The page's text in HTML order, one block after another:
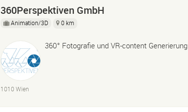
360Perspektiven GmbH
Animation/3D 0 km
360° Fotografie und VR-content Generierung
1010 Wien